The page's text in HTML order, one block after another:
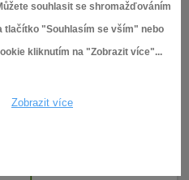
souhlasit se shromažďováním
tlačítko "Souhlasím se vším" nebo
kliknutím na "Zobrazit více"...
Zobrazit více